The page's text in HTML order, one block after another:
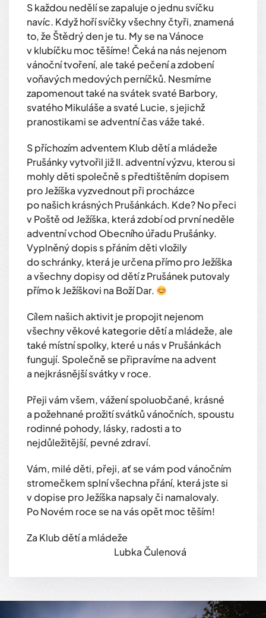
S každou nedělí se zapaluje o jednu svíčku
navíc. Když hoří svíčky všechny čtyři, znamená
to, že Štědrý den je tu. My se na Vánoce
v klubíčku moc těšíme! Čeká na nás nejenom
vánoční tvoření, ale také pečení a zdobení
voňavých medových perníčků. Nesmíme
zapomenout také na svátek svaté Barbory,
svatého Mikuláše a svaté Lucie, s jejichž
pranostikami se adventní čas váže také.
S příchozím adventem Klub dětí a mládeže
Prušánky vytvořil již II. adventní výzvu, kterou si
mohly děti společně s předtištěním dopisem
pro Ježíška vyzvednout při procházce
po našich krásných Prušánkách. Kde? No přeci
v Poště od Ježíška, která zdobí od první neděle
adventní vchod Obecního úřadu Prušánky.
Vyplněný dopis s přáním děti vložily
do schránky, která je určena přímo pro Ježíška
a všechny dopisy od dětí z Prušánek putovaly
přímo k Ježíškovi na Boží Dar.
Cílem našich aktivit je propojit nejenom
všechny věkové kategorie dětí a mládeže, ale
také místní spolky, které u nás v Prušánkách
fungují. Společně se připravíme na advent
a nejkrásnější svátky v roce.
Přeji vám všem, vážení spoluobčané, krásné
a požehnané prožití svátků vánočních, spoustu
rodinné pohody, lásky, radosti a to
nejdůležitější, pevné zdraví.
Vám, milé děti, přeji, ať se vám pod vánočním
stromečkem splní všechna přání, která jste si
v dopise pro Ježíška napsaly či namalovaly.
Po Novém roce se na vás opět moc těším!
Za Klub dětí a mládeže
Lubka Čulenová